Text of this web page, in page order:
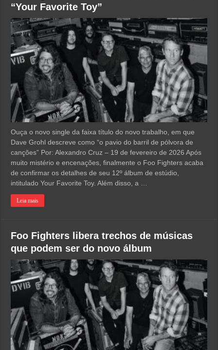
“Your Favorite Toy”
Ouça o novo single da faixa título do novo trabalho, em que
Dave Grohl descreve como “o pavio do barril de pólvora de
canções” Por: Alexandro Cruz – 19 de fevereiro de 2026 Após
muito mistério e encenações, finalmente o Foo Fighters acaba
de confirmar os detalhes de seu 12º álbum de estúdio,
intitulado Your Favorite Toy. Além disso, a …
Leia mais
Foo Fighters libera trechos de músicas
que podem ser do novo álbum